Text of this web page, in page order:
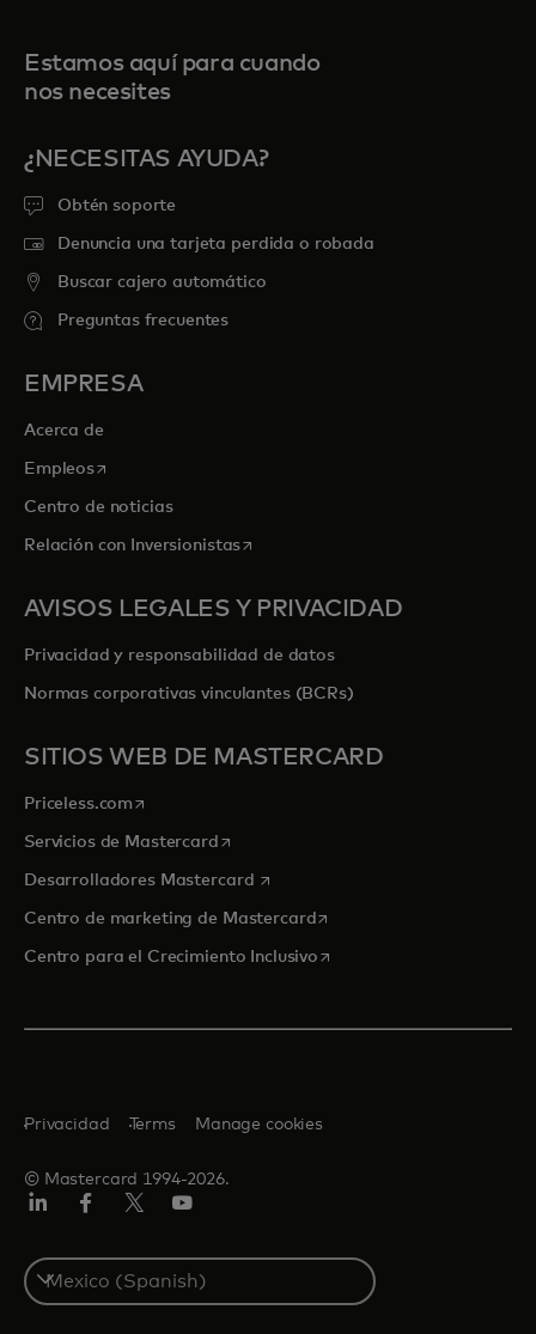
Estamos aquí para cuando
nos necesites
¿NECESITAS AYUDA?
Obtén soporte
Denuncia una tarjeta perdida o robada
Buscar cajero automático
Preguntas frecuentes
EMPRESA
Acerca de
Empleosse abre en una pestaña nueva
Centro de noticias
Relación con Inversionistasse abre en una pestaña nueva
AVISOS LEGALES Y PRIVACIDAD
Privacidad y responsabilidad de datos
Normas corporativas vinculantes (BCRs)
SITIOS WEB DE MASTERCARD
Priceless.com se abre en una pestaña nueva
Servicios de Mastercardse abre en una pestaña nueva
Desarrolladores Mastercard se abre en una pestaña nueva
Centro de marketing de Mastercardse abre en una pestaña
Centro para el Crecimiento Inclusivose abre en una pestaña
© Mastercard 1994-2026.
Privacidad Terms Manage cookies
Select
a
country